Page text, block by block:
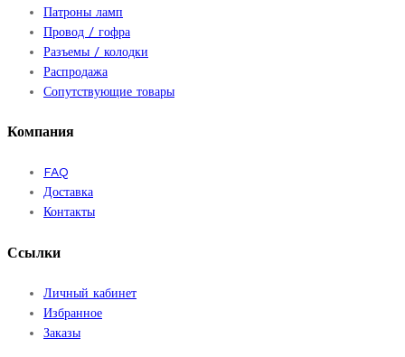
Патроны ламп
Провод / гофра
Разъемы / колодки
Распродажа
Сопутствующие товары
Компания
FAQ
Доставка
Контакты
Ссылки
Личный кабинет
Избранное
Заказы